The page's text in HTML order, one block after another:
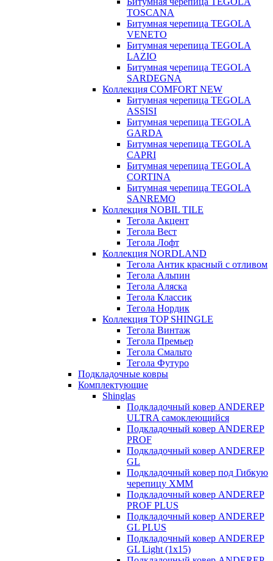
TOSCANA
Битумная черепица TEGOLA
VENETO
Битумная черепица TEGOLA
LAZIO
Битумная черепица TEGOLA
SARDEGNA
Коллекция COMFORT NEW
Битумная черепица TEGOLA
ASSISI
Битумная черепица TEGOLA
GARDA
Битумная черепица TEGOLA
CAPRI
Битумная черепица TEGOLA
CORTINA
Битумная черепица TEGOLA
SANREMO
Коллекция NOBIL TILE
Тегола Акцент
Тегола Вест
Тегола Лофт
Коллекция NORDLAND
Тегола Антик красный с отливом
Тегола Альпин
Тегола Аляска
Тегола Классик
Тегола Нордик
Коллекция TOP SHINGLE
Тегола Винтаж
Тегола Премьер
Тегола Смальто
Тегола Футуро
Подкладочные ковры
Комплектующие
Shinglas
Подкладочный ковер ANDEREP
ULTRA самоклеющийся
Подкладочный ковер ANDEREP
PROF
Подкладочный ковер ANDEREP
GL
Подкладочный ковер под Гибкую
черепицу ХММ
Подкладочный ковер ANDEREP
PROF PLUS
Подкладочный ковер ANDEREP
GL PLUS
Подкладочный ковер ANDEREP
GL Light (1х15)